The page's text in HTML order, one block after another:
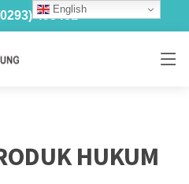
English
493481
HUKUM